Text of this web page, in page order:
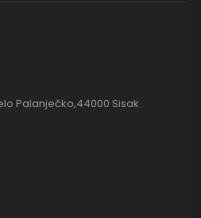
Palanječko,44000 Sisak